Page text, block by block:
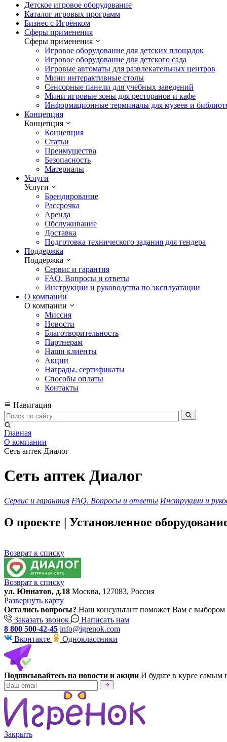
Детское игровое оборудование
Каталог игровых программ
Бизнес с Игрёнком
Сферы применения
Сферы применения
Игровое оборудование для детских площадок
Игровое оборудование для детского сада
Игровые автоматы для развлекательных центров
Мини интерактивные столы
Сенсорные панели для учебных заведений
Мини игровые зоны для ресторанов и кафе
Информационные терминалы для музеев и
Концепция
Концепция
Концепция
Статьи
Преимущества
Безопасность
Материалы
Услуги
Услуги
Брендирование
Рассрочка
Аренда
Обслуживание
Доставка
Подготовка технического задания для тендера
Поддержка
Поддержка
Сервис и гарантия
FAQ. Вопросы и ответы
Инструкции и руководства по эксплуатации
О компании
О компании
Миссия
Новости
Благотворительность
Партнерам
Наши клиенты
Акции
Награды, сертификаты
Способы оплаты
Контакты
Навигация
Главная
О компании
Сеть аптек Диалог
Сеть аптек Диалог
Сервис и гарантия FAQ. Вопросы и ответы Инструкции и
О проекте | Установленное
Возврат к списку
Возврат к списку
ул. Юннатов, д.18 Москва, 127083, Россия
Развернуть карту
Остались вопросы? Наш консультант поможет Вам с выбором
Заказать звонок
Написать нам
8 800 500-42-45 info@igrenok.com
Вконтакте
Одноклассники
Подписывайтесь на новости и акции И будьте в курсе самым
Закрыть